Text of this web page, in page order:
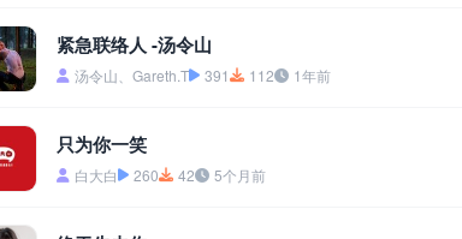
紧急联络人 -汤令山
汤令山、Gareth.T 391 112 1年前
只为你一笑
白大白 260 42 5个月前